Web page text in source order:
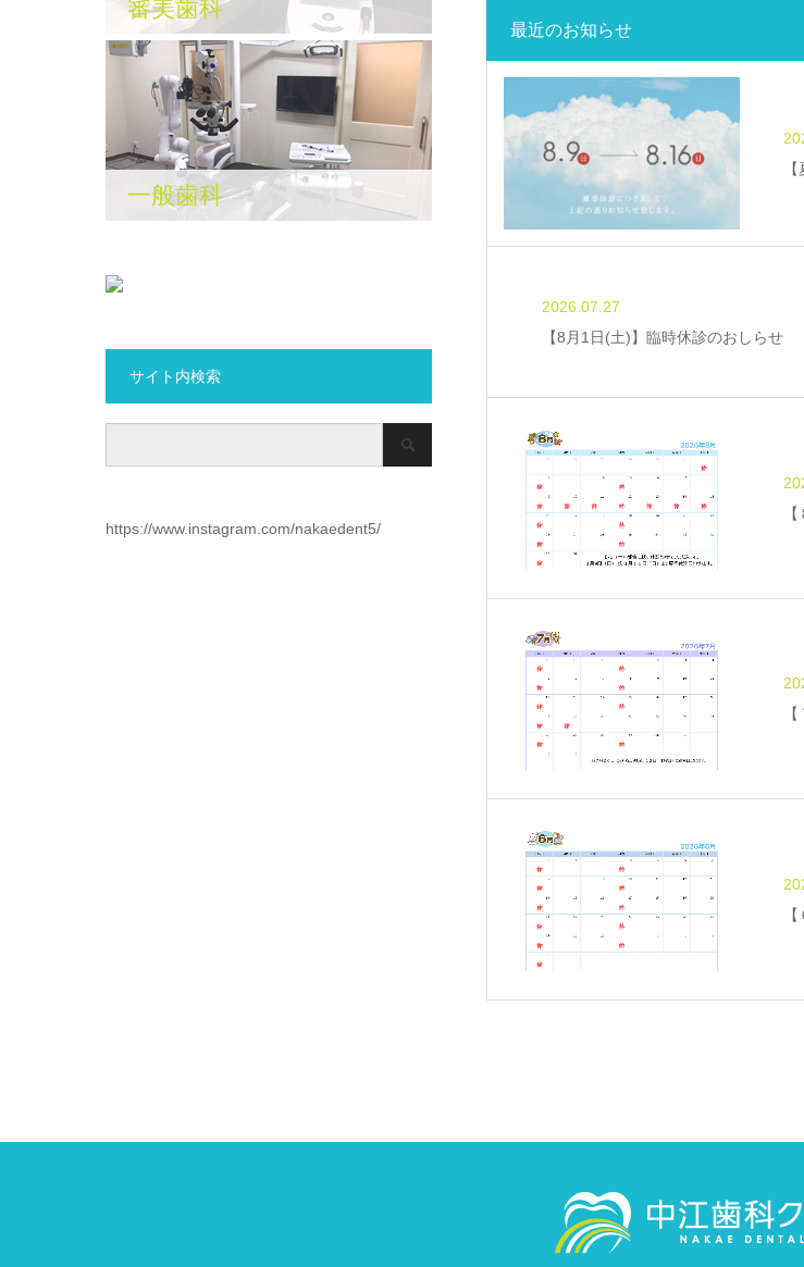
最近のお知らせ
2026.07.27
【8月1日(土)】臨時休診のおしらせ
審美歯科
一般歯科
サイト内検索
https://www.instagram.com/nakaedent5/